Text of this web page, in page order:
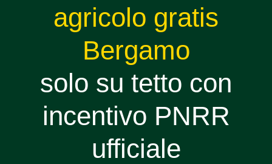
agricolo gratis
Bergamo
solo su tetto con
incentivo PNRR
ufficiale